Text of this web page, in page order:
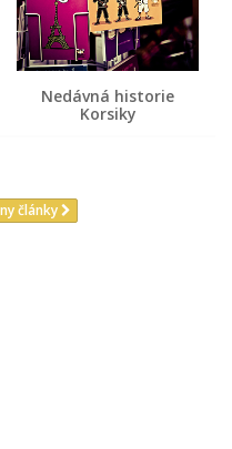
Nedávná historie
Korsiky
články